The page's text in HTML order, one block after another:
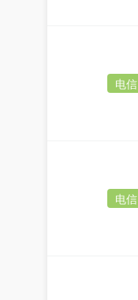
电信
电信